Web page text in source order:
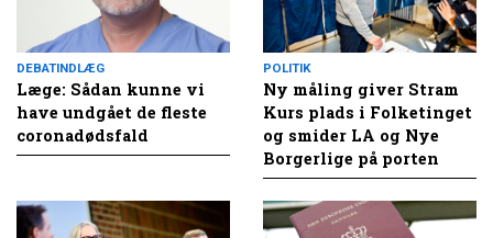
DEBATINDLÆG
Læge: Sådan kunne vi
have undgået de fleste
coronadødsfald
POLITIK
Ny måling giver Stram
Kurs plads i Folketinget
og smider LA og Nye
Borgerlige på porten